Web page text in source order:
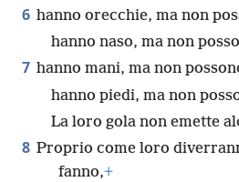
6 hanno orecchie, ma non
hanno naso, ma non
7 hanno mani, ma non
hanno piedi, ma non
La loro gola non emette
8 Proprio come loro
fanno,+